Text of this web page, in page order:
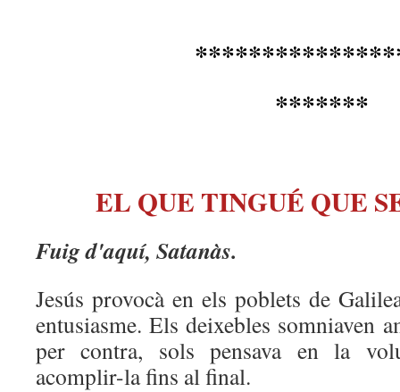
*******
EL QUE TINGUÉ QUE
Fuig d'aquí, Satanàs.
Jesús provocà en els poblets de
entusiasme. Els deixebles somniaven
per contra, sols pensava en la
acomplir-la fins al final.